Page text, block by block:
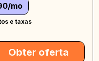
mo
e taxas
Obter oferta